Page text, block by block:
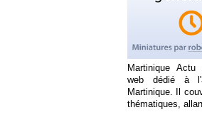
Martinique
web dédié à
Martinique. Il
thématiques,